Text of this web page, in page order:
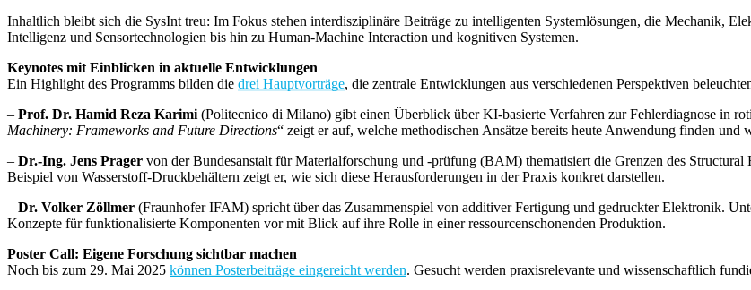
Inhaltlich bleibt sich die SysInt treu: Im Fokus stehen interdisziplinäre Beiträge zu intelligenten Systemlösungen, die Mechanik,
Intelligenz und Sensortechnologien bis hin zu Human-Machine Interaction und kognitiven Systemen.
Keynotes mit Einblicken in aktuelle Entwicklungen
Ein Highlight des Programms bilden die drei Hauptvorträge, die zentrale Entwicklungen aus verschiedenen Perspektiven
– Prof. Dr. Hamid Reza Karimi (Politecnico di Milano) gibt einen Überblick über KI-basierte Verfahren zur Fehlerdiagnose in
Machinery: Frameworks and Future Directions“ zeigt er auf, welche methodischen Ansätze bereits heute Anwendung finden und
– Dr.-Ing. Jens Prager von der Bundesanstalt für Materialforschung und -prüfung (BAM) thematisiert die Grenzen des
Beispiel von Wasserstoff-Druckbehältern zeigt er, wie sich diese Herausforderungen in der Praxis konkret darstellen.
– Dr. Volker Zöllmer (Fraunhofer IFAM) spricht über das Zusammenspiel von additiver Fertigung und gedruckter Elektronik.
Konzepte für funktionalisierte Komponenten vor mit Blick auf ihre Rolle in einer ressourcenschonenden Produktion.
Poster Call: Eigene Forschung sichtbar machen
Noch bis zum 29. Mai 2025 können Posterbeiträge eingereicht werden. Gesucht werden praxisrelevante und wissenschaftlich